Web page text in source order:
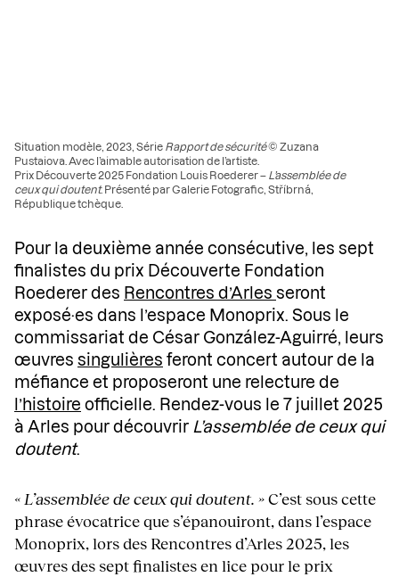
Situation modèle, 2023, Série Rapport de sécurité© Zuzana
Pustaiova. Avec l’aimable autorisation de l’artiste.
Prix Découverte 2025 Fondation Louis Roederer – L’assemblée de
ceux qui doutent. Présenté par Galerie Fotografic, Stříbrná,
République tchèque.
Pour la deuxième année consécutive, les sept
finalistes du prix Découverte Fondation
Roederer des Rencontres d’Arles seront
exposé·es dans l’espace Monoprix. Sous le
commissariat de César González-Aguirré, leurs
œuvres singulières feront concert autour de la
méfiance et proposeront une relecture de
l’histoire officielle. Rendez-vous le 7 juillet 2025
à Arles pour découvrir L’assemblée de ceux qui
doutent.
« L’assemblée de ceux qui doutent. »C’est sous cette
phrase évocatrice que s’épanouiront, dans l’espace
Monoprix, lors des Rencontres d’Arles 2025, les
œuvres des sept finalistes en lice pour le prix